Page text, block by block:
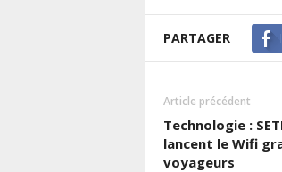
PARTAGER
Article précédent
Technologie :
lancent le Wifi
voyageurs